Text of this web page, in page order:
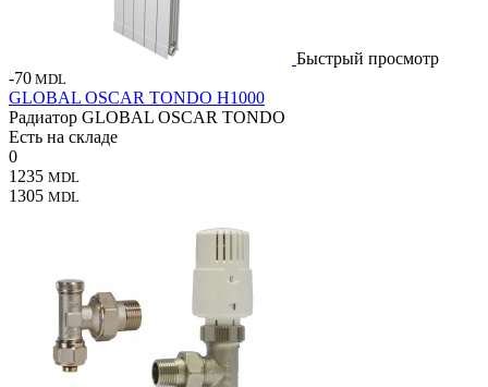
Быстрый просмотр
-70 MDL
GLOBAL OSCAR TONDO H1000
Радиатор GLOBAL OSCAR TONDO
Есть на складе
0
1235 MDL
1305 MDL